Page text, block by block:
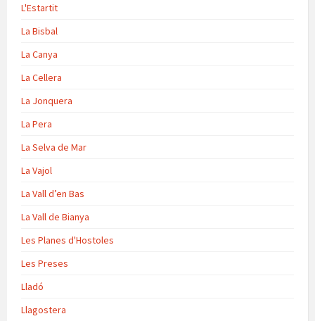
L'Estartit
La Bisbal
La Canya
La Cellera
La Jonquera
La Pera
La Selva de Mar
La Vajol
La Vall d’en Bas
La Vall de Bianya
Les Planes d'Hostoles
Les Preses
Lladó
Llagostera